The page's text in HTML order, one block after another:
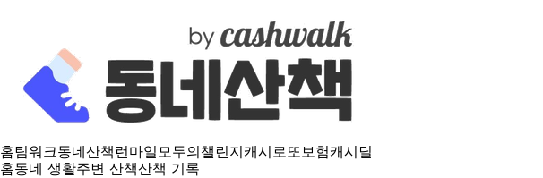
홈팀워크동네산책 런마일모두의챌린지캐시로또보험캐시딜
홈동네 생활주변 산책산책 기록